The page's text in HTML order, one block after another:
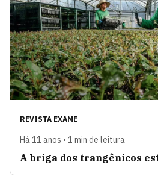
REVISTA EXAME
Há 11 anos • 1 min de leitura
A briga dos trangênicos